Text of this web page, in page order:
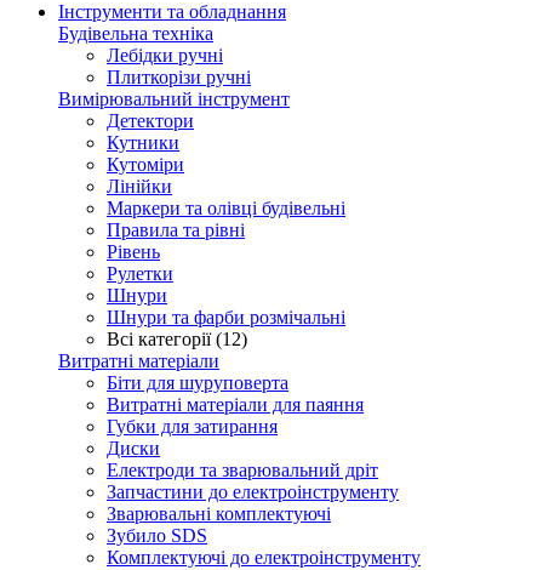
Інструменти та обладнання
Будівельна техніка
Лебідки ручні
Плиткорізи ручні
Вимірювальний інструмент
Детектори
Кутники
Кутоміри
Лінійки
Маркери та олівці будівельні
Правила та рівні
Рівень
Рулетки
Шнури
Шнури та фарби розмічальні
Всі категорії (12)
Витратні матеріали
Біти для шуруповерта
Витратні матеріали для паяння
Губки для затирання
Диски
Електроди та зварювальний дріт
Запчастини до електроінструменту
Зварювальні комплектуючі
Зубило SDS
Комплектуючі до електроінструменту